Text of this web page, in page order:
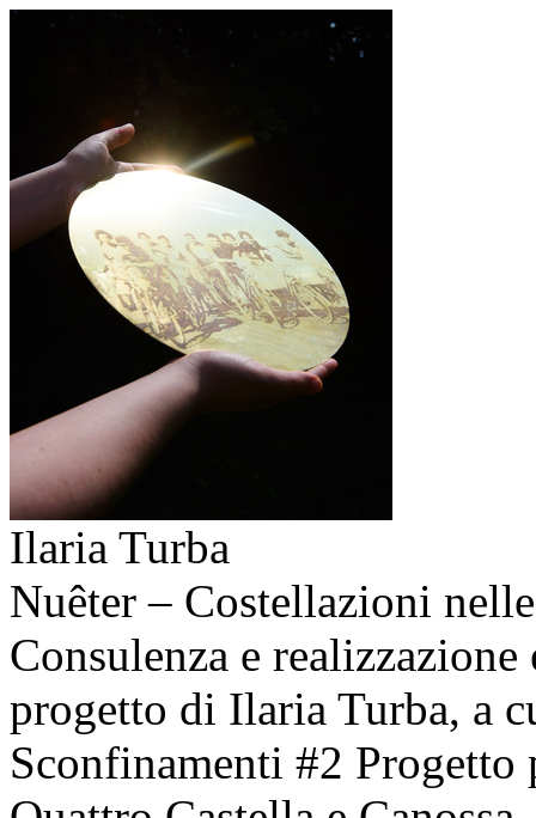
Ilaria Turba
Nuêter – Costellazioni
Consulenza e
progetto di Ilaria Turba, a
Sconfinamenti #2